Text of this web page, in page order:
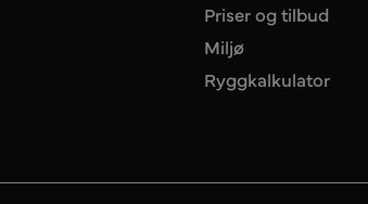
Priser og tilbud
Miljø
Ryggkalkulator